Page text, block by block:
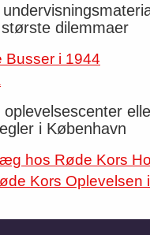
dilemmaer
Busser i 1944
oplevelsescenter
i København
hos Røde Kors
Kors Oplevelsen